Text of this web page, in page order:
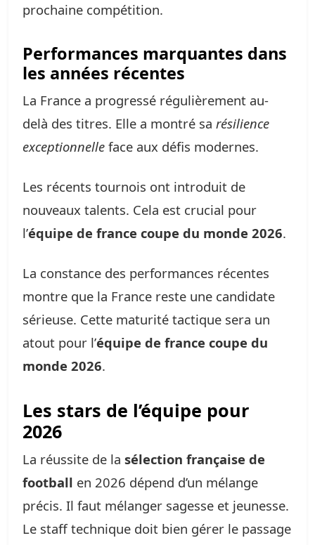
prochaine compétition.
Performances marquantes dans
les années récentes
La France a progressé régulièrement au-
delà des titres. Elle a montré sa résilience
exceptionnelle face aux défis modernes.
Les récents tournois ont introduit de
nouveaux talents. Cela est crucial pour
l’équipe de france coupe du monde 2026.
La constance des performances récentes
montre que la France reste une candidate
sérieuse. Cette maturité tactique sera un
atout pour l’équipe de france coupe du
monde 2026.
Les stars de l’équipe pour
2026
La réussite de la sélection française de
football en 2026 dépend d’un mélange
précis. Il faut mélanger sagesse et jeunesse.
Le staff technique doit bien gérer le passage